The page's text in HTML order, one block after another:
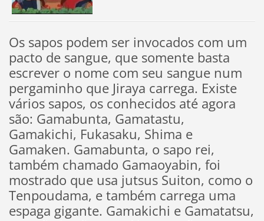
Os sapos podem ser invocados com um
pacto de sangue, que somente basta
escrever o nome com seu sangue num
pergaminho que Jiraya carrega. Existe
vários sapos, os conhecidos até agora
são: Gamabunta, Gamatastu,
Gamakichi, Fukasaku, Shima e
Gamaken. Gamabunta, o sapo rei,
também chamado Gamaoyabin, foi
mostrado que usa jutsus Suiton, como o
Tenpoudama, e também carrega uma
espaga gigante. Gamakichi e Gamatatsu,